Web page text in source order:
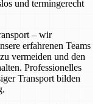
und termingerecht
– wir
erfahrenen Teams
vermeiden und den
Professionelles
Transport bilden